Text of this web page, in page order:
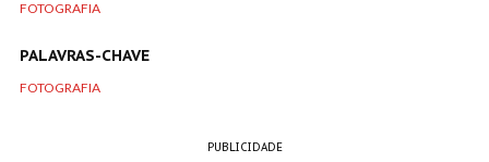
FOTOGRAFIA
PALAVRAS-CHAVE
FOTOGRAFIA
PUBLICIDADE